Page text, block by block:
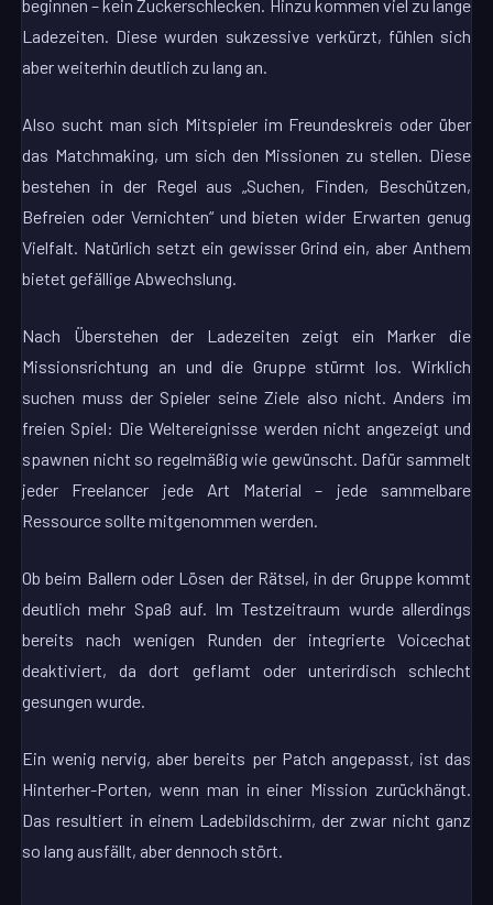
beginnen – kein Zuckerschlecken. Hinzu kommen viel zu lange
Ladezeiten. Diese wurden sukzessive verkürzt, fühlen sich
aber weiterhin deutlich zu lang an.
Also sucht man sich Mitspieler im Freundeskreis oder über
das Matchmaking, um sich den Missionen zu stellen. Diese
bestehen in der Regel aus „Suchen, Finden, Beschützen,
Befreien oder Vernichten“ und bieten wider Erwarten genug
Vielfalt. Natürlich setzt ein gewisser Grind ein, aber Anthem
bietet gefällige Abwechslung.
Nach Überstehen der Ladezeiten zeigt ein Marker die
Missionsrichtung an und die Gruppe stürmt los. Wirklich
suchen muss der Spieler seine Ziele also nicht. Anders im
freien Spiel: Die Weltereignisse werden nicht angezeigt und
spawnen nicht so regelmäßig wie gewünscht. Dafür sammelt
jeder Freelancer jede Art Material – jede sammelbare
Ressource sollte mitgenommen werden.
Ob beim Ballern oder Lösen der Rätsel, in der Gruppe kommt
deutlich mehr Spaß auf. Im Testzeitraum wurde allerdings
bereits nach wenigen Runden der integrierte Voicechat
deaktiviert, da dort geflamt oder unterirdisch schlecht
gesungen wurde.
Ein wenig nervig, aber bereits per Patch angepasst, ist das
Hinterher-Porten, wenn man in einer Mission zurückhängt.
Das resultiert in einem Ladebildschirm, der zwar nicht ganz
so lang ausfällt, aber dennoch stört.